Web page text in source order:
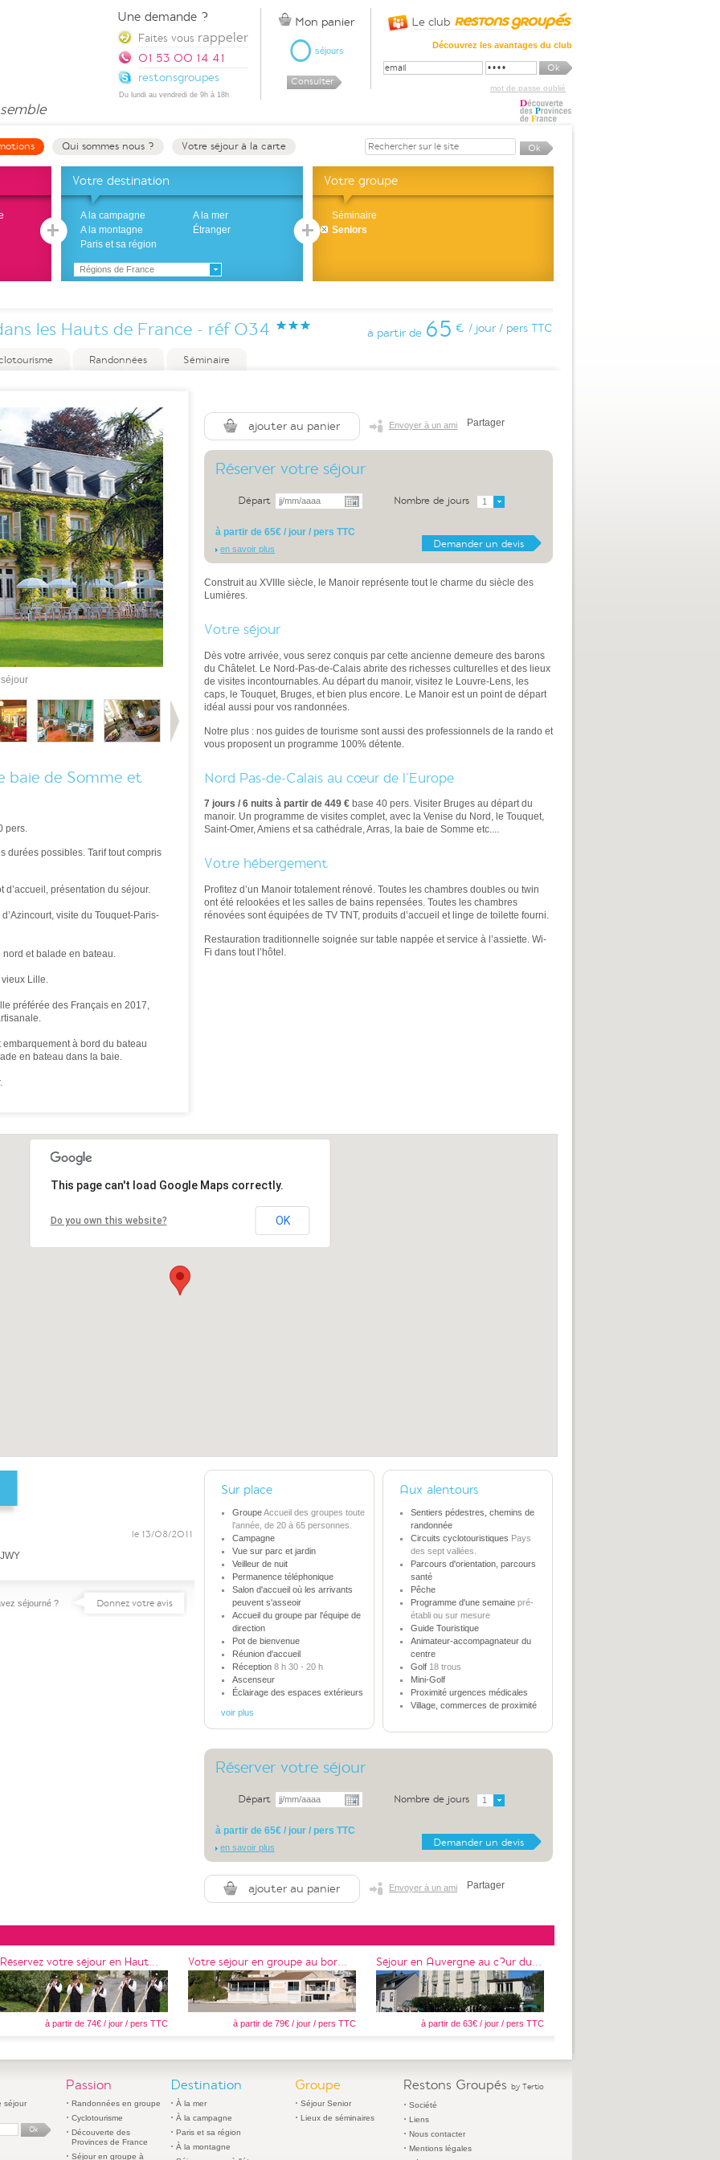
Qui sommes nous ? Votre séjour à la carte
Votre destination
A la campagne
A la mer
A la montagne
Étranger
Paris et sa région
Régions de France
Votre groupe
Séminaire
Seniors
les Hauts de France - réf 034 à partir de 65 € / jour / pers TTC
Randonnées Séminaire
baie de Somme et
pers.
durées possibles. Tarif tout compris
d’accueil, présentation du séjour.
visite du Touquet-Paris-
et balade en bateau.
Lille.
préférée des Français en 2017,
à bord du bateau
en bateau dans la baie.
ajouter au panier Envoyer à un ami Partager
Réserver votre séjour
Départ Nombre de jours 1
à partir de 65€ / jour / pers TTC
en savoir plus
Construit au XVIIIe siècle, le Manoir représente tout le charme du siècle des
Lumières.
Votre séjour
Dès votre arrivée, vous serez conquis par cette ancienne demeure des barons
du Châtelet. Le Nord-Pas-de-Calais abrite des richesses culturelles et des lieux
de visites incontournables. Au départ du manoir, visitez le Louvre-Lens, les
caps, le Touquet, Bruges, et bien plus encore. Le Manoir est un point de départ
idéal aussi pour vos randonnées.
Notre plus : nos guides de tourisme sont aussi des professionnels de la rando et
vous proposent un programme 100% détente.
Nord Pas-de-Calais au cœur de l’Europe
7 jours / 6 nuits à partir de 449 € base 40 pers. Visiter Bruges au départ du
manoir. Un programme de visites complet, avec la Venise du Nord, le Touquet,
Saint-Omer, Amiens etsa cathédrale, Arras, la baie de Somme etc....
Votre hébergement
Profitez d’un Manoir totalement rénové. Toutes les chambres doubles ou twin
ont été relookées et les salles de bains repensées. Toutes les chambres
rénovées sont équipées de TV TNT, produits d’accueil et linge de toilette fourni.
Restauration traditionnelle soignée sur table nappée et service à l’assiette. Wi-
Fi dans tout l’hôtel.
This page can't load Google Maps correctly.
Do you own this website? OK
le 13/08/2011
séjourné ? Donnez votre avis
Sur place
GroupeAccueil des groupes toute
l'année, de 20 à 65 personnes.
Campagne
Vue sur parc et jardin
Veilleur de nuit
Permanence téléphonique
Salon d'accueil où les arrivants
peuvent s'asseoir
Accueil du groupe par l'équipe de
direction
Pot de bienvenue
Réunion d'accueil
Réception 8 h 30 - 20 h
Ascenseur
Éclairage des espaces extérieurs
voir plus
Aux alentours
Sentiers pédestres, chemins de
randonnée
Circuits cyclotouristiques Pays
des sept vallées.
Parcours d'orientation, parcours
santé
Pêche
Programme d'une semaine pré-
établi ou sur mesure
Guide Touristique
Animateur-accompagnateur du
centre
Golf 18 trous
Mini-Golf
Proximité urgences médicales
Village, commerces de proximité
Réserver votre séjour
Départ Nombre de jours 1
à partir de 65€ / jour / pers TTC
en savoir plus
ajouter au panier Envoyer à un ami Partager
Réservez votre séjour en Haut...
à partir de 74€ / jour / pers TTC
Votre séjour en groupe au bor...
à partir de 79€ / jour / pers TTC
Séjour en Auvergne au c?ur du...
à partir de 63€ / jour / pers TTC
Le club
Découvrez les avantages du club
mot de passe oublié
Mon panier
0 séjours
Consulter
Une demande ?
Faites vous rappeler
01 53 00 14 41
restonsgroupes
Du lundi au vendredi de 9h à 18h
séjour
Passion
Randonnées en groupe
Cyclotourisme
Découverte des
Provinces de France
Séjour en groupe à
Destination
À la mer
À la campagne
Paris et sa région
À la montagne
Groupe
Séjour Senior
Lieux de séminaires
Restons Groupés by Tertio
Société
Liens
Nous contacter
Mentions légales